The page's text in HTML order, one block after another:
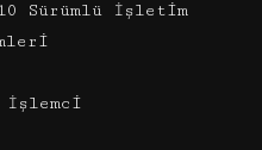
Sürümlü İşletim
İşlemci